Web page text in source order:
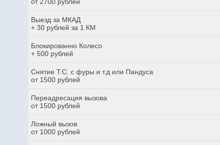
Выезд за МКАД
+ 30 рублей за 1 КМ
Блокированно Колесо
+ 500 рублей
Снятие Т.С. с фуры и т.д или Пандуса
от 1500 рублей
Переадресация вызова
от 1500 рублей
Ложный вызов
от 1000 рублей